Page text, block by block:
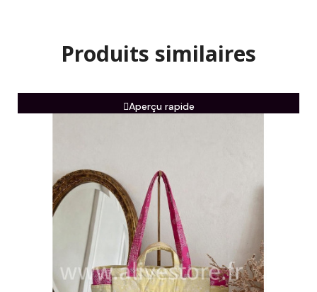
Produits similaires
Aperçu rapide